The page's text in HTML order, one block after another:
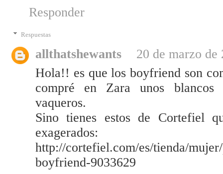
Responder
Respuestas
allthatshewants
20 de marzo de
Hola!! es que los boyfriend son
compré en Zara unos blancos
vaqueros.
Sino tienes estos de Cortefiel
exagerados:
http://cortefiel.com/es/tienda/
boyfriend-9033629